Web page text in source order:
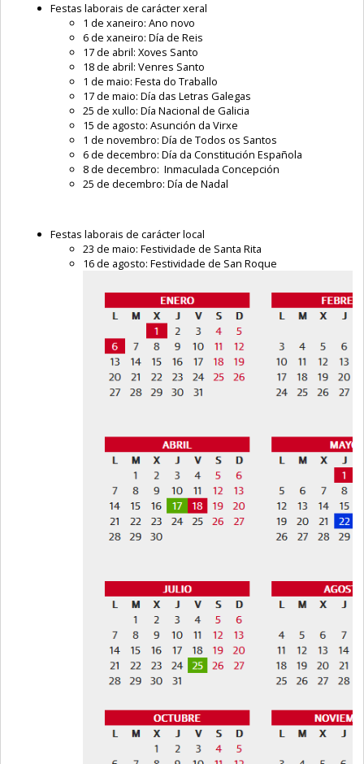
Festas laborais de carácter xeral
1 de xaneiro: Ano novo
6 de xaneiro: Día de Reis
17 de abril: Xoves Santo
18 de abril: Venres Santo
1 de maio: Festa do Traballo
17 de maio: Día das Letras Galegas
25 de xullo: Día Nacional de Galicia
15 de agosto: Asunción da Virxe
1 de novembro: Día de Todos os Santos
6 de decembro: Día da Constitución Española
8 de decembro: Inmaculada Concepción
25 de decembro: Día de Nadal
Festas laborais de carácter local
23 de maio: Festividade de Santa Rita
16 de agosto: Festividade de San Roque